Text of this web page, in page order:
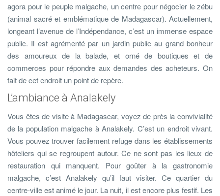
agora pour le peuple malgache, un centre pour négocier le zébu
(animal sacré et emblématique de Madagascar). Actuellement,
longeant l’avenue de l’Indépendance, c’est un immense espace
public. Il est agrémenté par un jardin public au grand bonheur
des amoureux de la balade, et orné de boutiques et de
commerces pour répondre aux demandes des acheteurs. On
fait de cet endroit un point de repère.
L’ambiance à Analakely
Vous êtes de visite à Madagascar, voyez de près la convivialité
de la population malgache à Analakely. C’est un endroit vivant.
Vous pouvez trouver facilement refuge dans les établissements
hôteliers qui se regroupent autour. Ce ne sont pas les lieux de
restauration qui manquent. Pour goûter à la gastronomie
malgache, c’est Analakely qu’il faut visiter. Ce quartier du
centre-ville est animé le jour. La nuit, il est encore plus festif. Les